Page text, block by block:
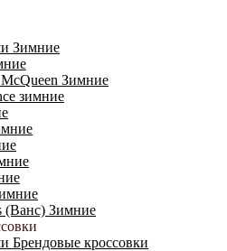
Зимние
Зимние
зимние
(Ванс) Зимние
Брендовые кроссовки